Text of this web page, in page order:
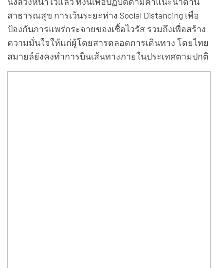
สาธารณสุข การเว้นระยะห่าง Social Distancing เพื่อ
ป้องกันการแพร่กระจายของเชื้อไวรัส รวมถึงเพื่อสร้าง
ความมั่นใจให้แก่ผู้โดยสารตลอดการเดินทาง โดยไทย
สมายล์ยังคงทำการบินเส้นทางภายในประเทศตามปกติ